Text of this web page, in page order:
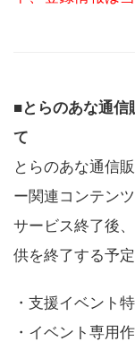
■とらのあな通信
て
とらのあな通信
ー関連コンテン
サービス終了後
供を終了する予定
・支援イベント
・イベント専用